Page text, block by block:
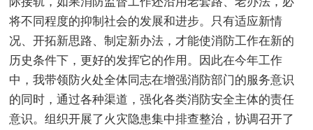
将不同程度的抑制社会的发展和进步。只有适应新情
况、开拓新思路、制定新办法，才能使消防工作在新的
历史条件下，更好的发挥它的作用。因此在今年工作
中，我带领防火处全体同志在增强消防部门的服务意识
的同时，通过各种渠道，强化各类消防安全主体的责任
意识。组织开展了火灾隐患集中排查整治，协调召开了